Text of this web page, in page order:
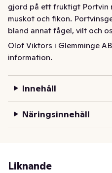
gjord på ett fruktigt Portvin
muskot och fikon.
bland annat fågel, vilt och
På Olof Viktors gör vi allt
endast naturliga råvaror.
ingredienserna för att
Olof Viktors i Glemminge
information.
Innehåll
Näringsinnehåll
Liknande